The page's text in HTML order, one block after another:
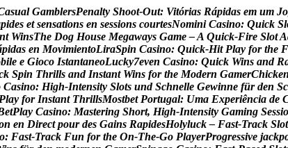
asual GamblersPenalty Shoot-Out: Vitórias Rápidas em um Jo
pides et sensations en sessions courtesNomini Casino: Quick Sl
nt WinsThe Dog House Megaways Game –A Quick‑Fire SlotA
pidas en MovimientoLiraSpin Casino: Quick‑Hit Play for the F
bile e Gioco IstantaneoLucky7even Casino: Quick Wins and R
k Spin Thrills and Instant Wins for the Modern GamerChicken
Casino: High‑Intensity Slots und Schnelle Gewinne für den Sc
Play for Instant ThrillsMostbet Portugal: Uma Experiência de
etPlay Casino: Mastering Short, High‑Intensity Gaming Sessio
n en Direct pour des Gains RapidesHolyluck – Fast‑Track Slot
o: Fast‑Track Fun for the On‑The‑Go PlayerProgressive jackp